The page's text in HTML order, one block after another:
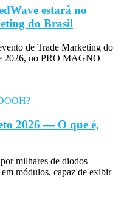
estará no
do Brasil
de Trade Marketing do
2026, no PRO MAGNO
2026 — O que é,
milhares de diodos
módulos, capaz de exibir